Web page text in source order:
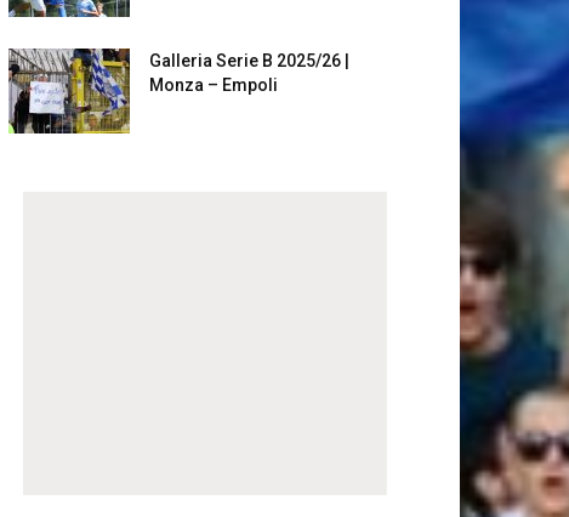
Galleria Serie B 2025/26 |
Monza – Empoli